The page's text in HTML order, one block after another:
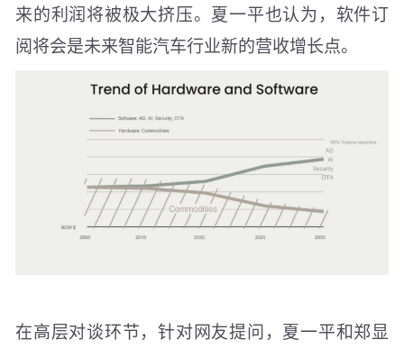
来的利润将被极大挤压。夏一平也认为，软件订
阅将会是未来智能汽车行业新的营收增长点。
在高层对谈环节，针对网友提问，夏一平和郑显